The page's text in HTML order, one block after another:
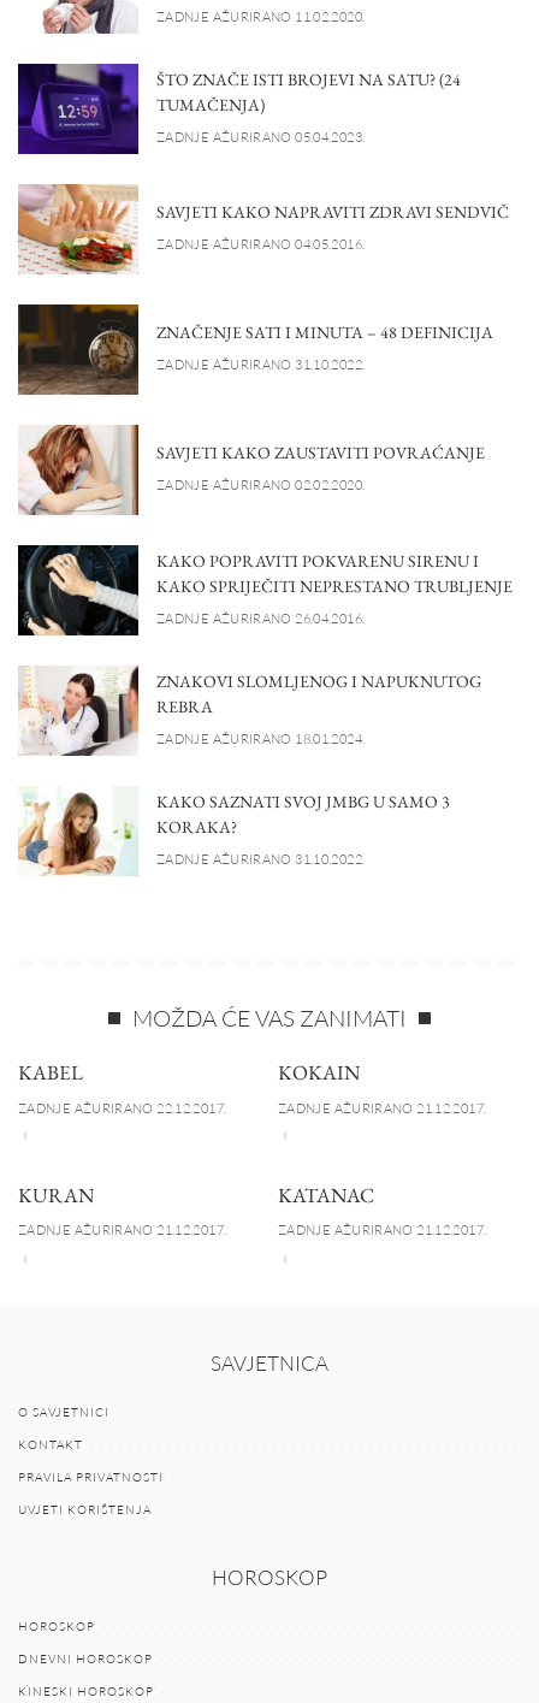
ZADNJE AŽURIRANO 11.02.2020.
ŠTO ZNAČE ISTI BROJEVI NA SATU? (24
TUMAČENJA)
ZADNJE AŽURIRANO 05.04.2023.
SAVJETI KAKO NAPRAVITI ZDRAVI SENDVIČ
ZADNJE AŽURIRANO 04.05.2016.
ZNAČENJE SATI I MINUTA – 48 DEFINICIJA
ZADNJE AŽURIRANO 31.10.2022.
SAVJETI KAKO ZAUSTAVITI POVRAĆANJE
ZADNJE AŽURIRANO 02.02.2020.
KAKO POPRAVITI POKVARENU SIRENU I
KAKO SPRIJEČITI NEPRESTANO TRUBLJENJE
ZADNJE AŽURIRANO 26.04.2016.
ZNAKOVI SLOMLJENOG I NAPUKNUTOG
REBRA
ZADNJE AŽURIRANO 18.01.2024.
KAKO SAZNATI SVOJ JMBG U SAMO 3
KORAKA?
ZADNJE AŽURIRANO 31.10.2022.
MOŽDA ĆE VAS ZANIMATI
KABEL
ZADNJE AŽURIRANO 22.12.2017.
KOKAIN
ZADNJE AŽURIRANO 21.12.2017.
KURAN
ZADNJE AŽURIRANO 21.12.2017.
KATANAC
ZADNJE AŽURIRANO 21.12.2017.
SAVJETNICA
O SAVJETNICI
KONTAKT
PRAVILA PRIVATNOSTI
UVJETI KORIŠTENJA
HOROSKOP
HOROSKOP
DNEVNI HOROSKOP
KINESKI HOROSKOP